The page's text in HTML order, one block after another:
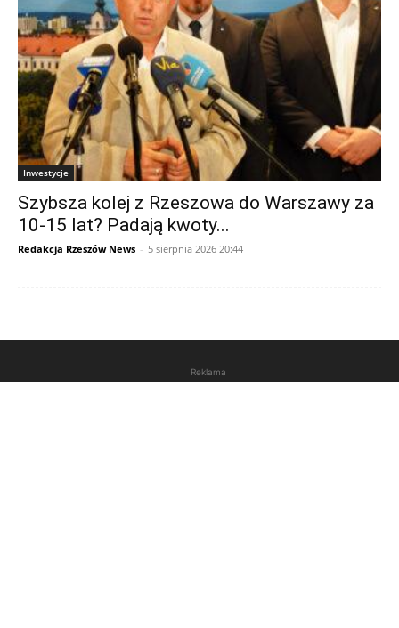
Inwestycje
Szybsza kolej z Rzeszowa do Warszawy za
10-15 lat? Padają kwoty...
Redakcja Rzeszów News - 5 sierpnia 2026 20:44
Reklama